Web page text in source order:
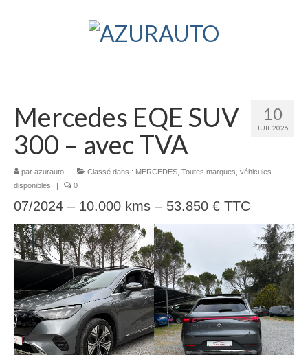
10
JUIL 2026
Mercedes EQE SUV
300 – avec TVA
par azurauto | Classé dans : MERCEDES Toutes marques véhicules
disponibles
| 0
07/2024 – 10.000 kms – 53.850 € TTC